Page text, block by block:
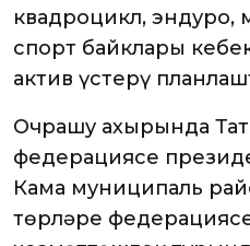
квадроцикл, эндуро,
спорт байклары
актив үстерү
Очрашу ахырында
федерациясе
Кама муниципаль
төрләре